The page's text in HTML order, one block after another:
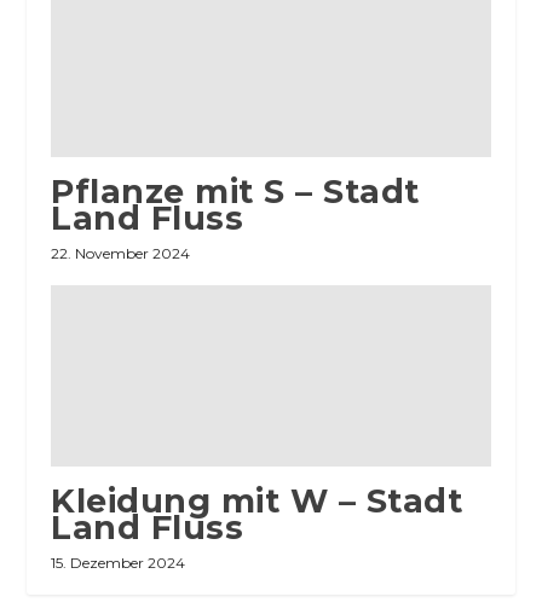
Pflanze mit S – Stadt
Land Fluss
22. November 2024
Kleidung mit W – Stadt
Land Fluss
15. Dezember 2024